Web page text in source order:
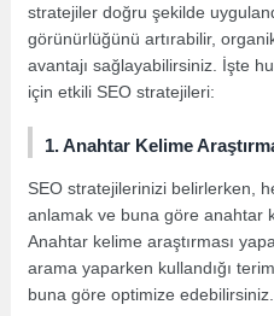
stratejiler doğru şekilde
görünürlüğünü artırabilir,
avantajı sağlayabilirsiniz. İşte
için etkili SEO stratejileri:
1. Anahtar Kelime
SEO stratejilerinizi belirlerken,
anlamak ve buna göre anahtar
Anahtar kelime araştırması
arama yaparken kullandığı
buna göre optimize edebilirsiniz.